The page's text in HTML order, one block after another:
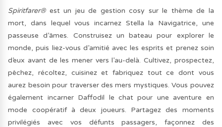
Spiritfarer®est un jeu de gestion cosy sur le thème de la
mort, dans lequel vous incarnez Stella la Navigatrice, une
passeuse d’âmes. Construisez un bateau pour explorer le
monde, puis liez-vous d’amitié avec les esprits et prenez soin
d’eux avant de les mener vers l’au-delà. Cultivez, prospectez,
pêchez, récoltez, cuisinez et fabriquez tout ce dont vous
aurez besoin pour traverser des mers mystiques. Vous pouvez
également incarner Daffodil le chat pour une aventure en
mode coopératif à deux joueurs. Partagez des moments
privilégiés avec vos défunts passagers, façonnez des